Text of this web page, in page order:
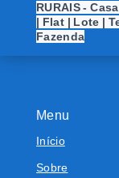
Menu
Início
Sobre
RURAIS -
| Flat | Lote |
Fazenda